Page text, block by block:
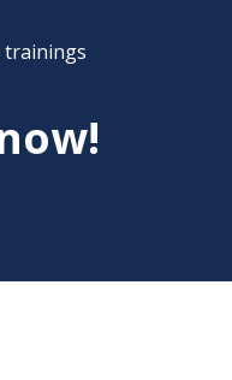
trainings